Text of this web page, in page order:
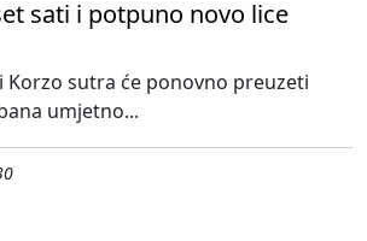
sati i potpuno novo lice
Korzo sutra će ponovno preuzeti
umjetno...